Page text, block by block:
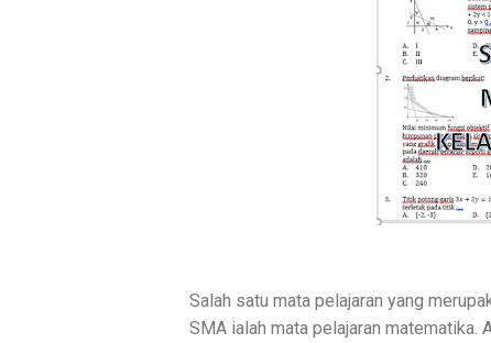
Salah satu mata pelajaran yang
SMA ialah mata pelajaran matematika.